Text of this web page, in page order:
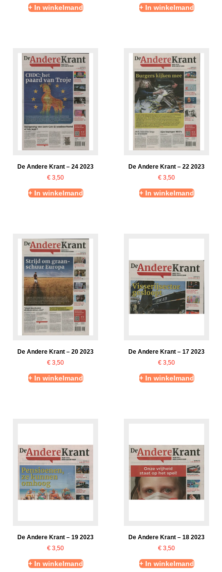
+ In winkelmand + In winkelmand
De Andere Krant – 24 2023
€ 3,50
+ In winkelmand
De Andere Krant – 22 2023
€ 3,50
+ In winkelmand
De Andere Krant – 20 2023
€ 3,50
+ In winkelmand
De Andere Krant – 17 2023
€ 3,50
+ In winkelmand
De Andere Krant – 19 2023
€ 3,50
+ In winkelmand
De Andere Krant – 18 2023
€ 3,50
+ In winkelmand